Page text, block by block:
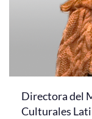
Directora del
Culturales